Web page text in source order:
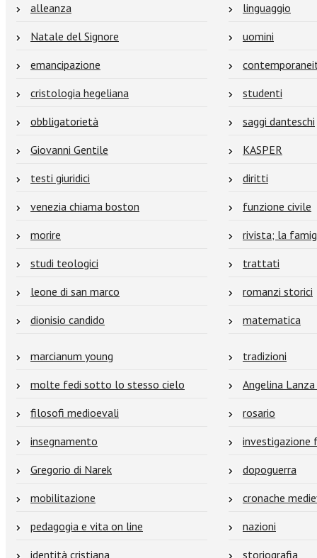
alleanza
linguaggio
Natale del Signore
uomini
emancipazione
cristologia hegeliana
studenti
obbligatorietà
saggi danteschi
Giovanni Gentile
KASPER
testi giuridici
diritti
venezia chiama boston
funzione civile
morire
rivista; la
studi teologici
trattati
leone di san marco
romanzi storici
dionisio candido
matematica
marcianum young
tradizioni
molte fedi sotto lo stesso cielo
Angelina
filosofi medioevali
rosario
insegnamento
investigazione
Gregorio di Narek
dopoguerra
mobilitazione
cronache
pedagogia e vita on line
nazioni
identità cristiana
storiografia